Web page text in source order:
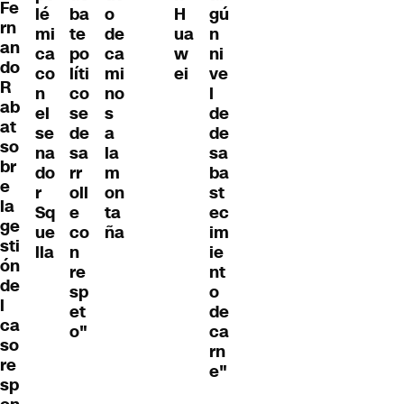
Fe
rn
an
do
R
ab
at
so
br
e
la
ge
sti
ón
de
l
ca
so
re
sp
lé
mi
ca
co
n
el
se
na
do
r
Sq
ue
lla
ba
te
po
líti
co
se
de
sa
rr
oll
e
co
n
re
sp
et
o"
o
de
ca
mi
no
s
a
la
m
on
ta
ña
H
ua
w
ei
gú
n
ni
ve
l
de
de
sa
ba
st
ec
im
ie
nt
o
de
ca
rn
e"